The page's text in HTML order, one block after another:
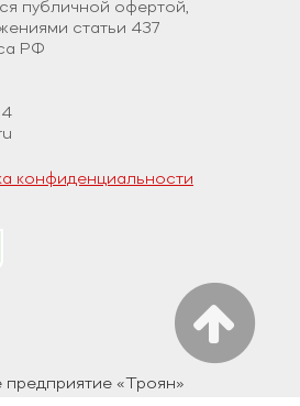
публичной офертой,
статьи 437
РФ
конфиденциальности
«Троян»